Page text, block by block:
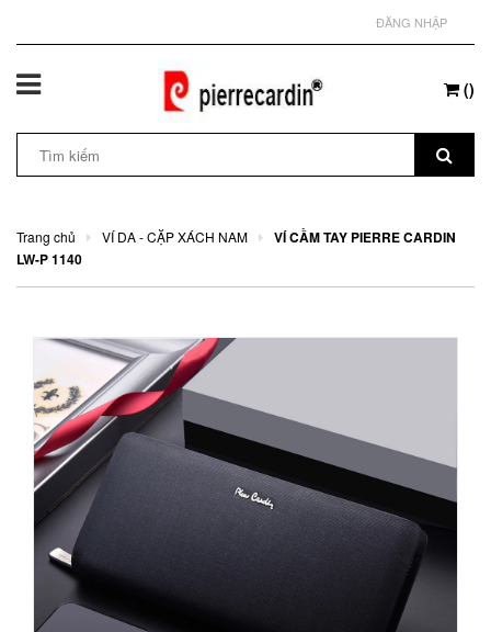
ĐĂNG NHẬP
()
Trang chủ VÍ DA - CẶP XÁCH NAM
VÍ CẦM TAY PIERRE CARDIN
LW-P 1140